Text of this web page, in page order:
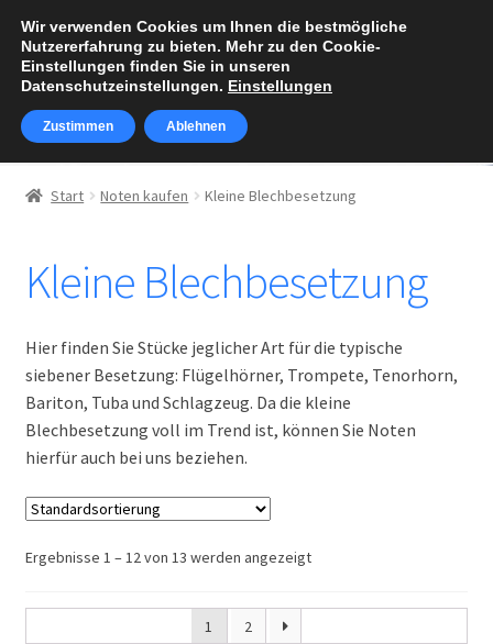
Zur
Navigation
springen
Zum
Inhalt
springen
Über Walter Klaus
Polkas
Märsche
Walzer
Balladen
Konzertante Titel
Soli für Blasorchester
Start Noten kaufen Kleine Blechbesetzung
Kleine Blechbesetzung
Hier finden Sie Stücke jeglicher Art für die typische
siebener Besetzung: Flügelhörner, Trompete, Tenorhorn,
Bariton, Tuba und Schlagzeug. Da die kleine
Blechbesetzung voll im Trend ist, können Sie Noten
hierfür auch bei uns beziehen.
Ergebnisse 1 – 12 von 13 werden angezeigt
1 2
Wir verwenden Cookies um Ihnen die bestmögliche
Nutzererfahrung zu bieten. Mehr zu den Cookie-
Einstellungen finden Sie in unseren
Datenschutzeinstellungen. Einstellungen
Zustimmen Ablehnen